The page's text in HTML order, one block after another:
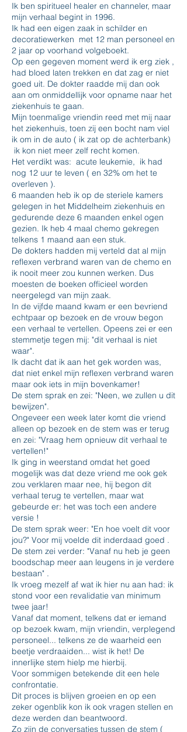
Ik ben spiritueel healer en channeler, maar
mijn verhaal begint in 1996.
Ik had een eigen zaak in schilder en
decoratiewerken met 12 man personeel en
2 jaar op voorhand volgeboekt.
Op een gegeven moment werd ik erg ziek ,
had bloed laten trekken en dat zag er niet
goed uit. De dokter raadde mij dan ook
aan om onmiddellijk voor opname naar het
ziekenhuis te gaan.
Mijn toenmalige vriendin reed met mij naar
het ziekenhuis, toen zij een bocht nam viel
ik om in de auto ( ik zat op de achterbank)
ik kon niet meer zelf recht komen.
Het verdikt was: acute leukemie, ik had
nog 12 uur te leven ( en 32% om het te
overleven ).
6 maanden heb ik op de steriele kamers
gelegen in het Middelheim ziekenhuis en
gedurende deze 6 maanden enkel ogen
gezien. Ik heb 4 maal chemo gekregen
telkens 1 maand aan een stuk.
De dokters hadden mij verteld dat al mijn
reflexen verbrand waren van de chemo en
ik nooit meer zou kunnen werken. Dus
moesten de boeken officieel worden
neergelegd van mijn zaak.
In de vijfde maand kwam er een bevriend
echtpaar op bezoek en de vrouw begon
een verhaal te vertellen. Opeens zei er een
stemmetje tegen mij: "dit verhaal is niet
waar".
Ik dacht dat ik aan het gek worden was,
dat niet enkel mijn reflexen verbrand waren
maar ook iets in mijn bovenkamer!
De stem sprak en zei: "Neen, we zullen u dit
bewijzen".
Ongeveer een week later komt die vriend
alleen op bezoek en de stem was er terug
en zei: "Vraag hem opnieuw dit verhaal te
vertellen!"
Ik ging in weerstand omdat het goed
mogelijk was dat deze vriend me ook gek
zou verklaren maar nee, hij begon dit
verhaal terug te vertellen, maar wat
gebeurde er: het was toch een andere
versie !
De stem sprak weer: "En hoe voelt dit voor
jou?" Voor mij voelde dit inderdaad goed .
De stem zei verder: "Vanaf nu heb je geen
boodschap meer aan leugens in je verdere
bestaan" .
Ik vroeg mezelf af wat ik hier nu aan had: ik
stond voor een revalidatie van minimum
twee jaar!
Vanaf dat moment, telkens dat er iemand
op bezoek kwam, mijn vriendin, verplegend
personeel... telkens ze de waarheid een
beetje verdraaiden... wist ik het! De
innerlijke stem hielp me hierbij.
Voor sommigen betekende dit een hele
confrontatie.
Dit proces is blijven groeien en op een
zeker ogenblik kon ik ook vragen stellen en
deze werden dan beantwoord.
Zo zijn de conversaties tussen de stem (